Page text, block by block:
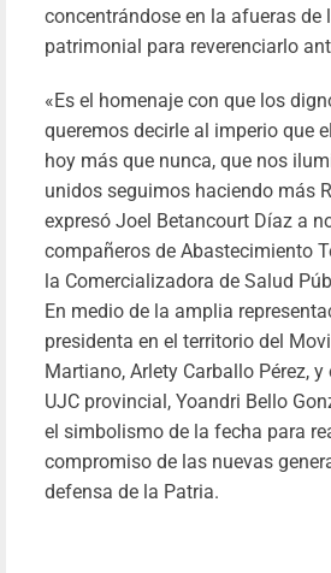
concentrándose en la afueras de
patrimonial para reverenciarlo
«Es el homenaje con que los
queremos decirle al imperio que
hoy más que nunca, que nos
unidos seguimos haciendo más
expresó Joel Betancourt Díaz a
compañeros de Abastecimiento
la Comercializadora de Salud
En medio de la amplia
presidenta en el territorio del
Martiano, Arlety Carballo Pérez,
UJC provincial, Yoandri Bello
el simbolismo de la fecha para
compromiso de las nuevas
defensa de la Patria.